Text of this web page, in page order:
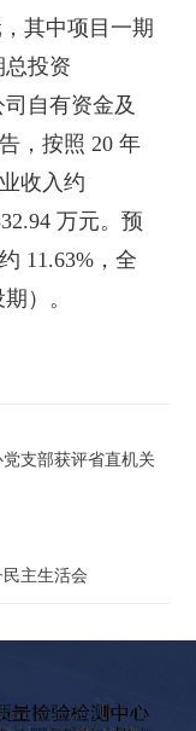
其中项目一期
总投资
自有资金及
，按照 20 年
收入约
万元。预
11.63%，全
）。
党支部获评省直机关
主生活会